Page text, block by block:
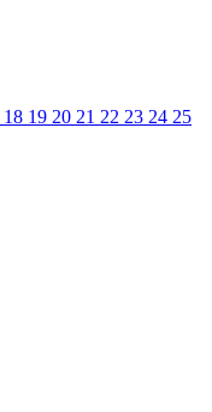
18 19 20 21 22 23 24 25